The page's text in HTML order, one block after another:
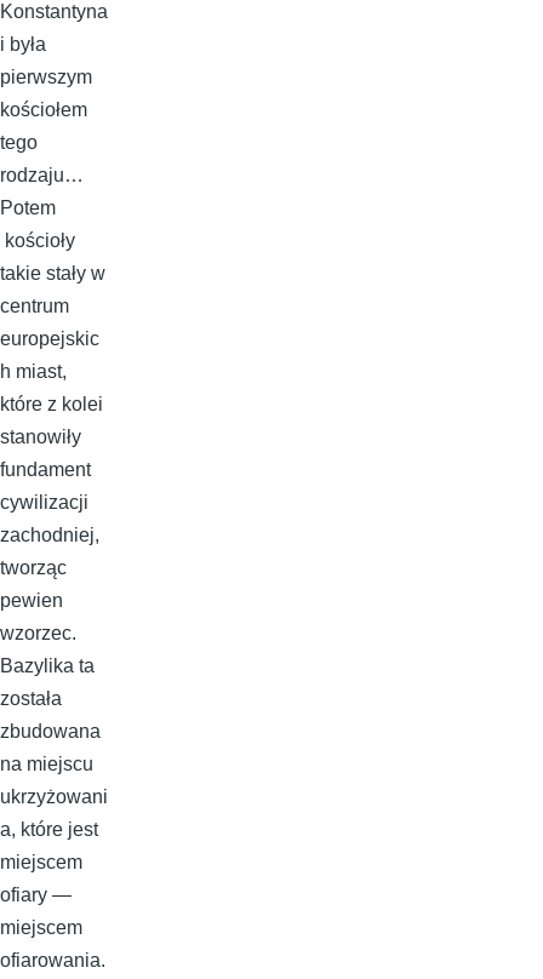
Konstantyna
i była
pierwszym
kościołem
tego
rodzaju…
Potem
kościoły
takie stały w
centrum
europejskic
h miast,
które z kolei
stanowiły
fundament
cywilizacji
zachodniej,
tworząc
pewien
wzorzec.
Bazylika ta
została
zbudowana
na miejscu
ukrzyżowani
a, które jest
miejscem
ofiary —
miejscem
ofiarowania.